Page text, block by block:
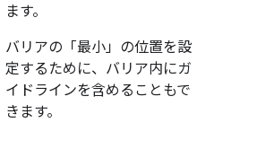
ます。
バリアの「最小」の位置を設
定するために、バリア内にガ
イドラインを含めることもで
きます。